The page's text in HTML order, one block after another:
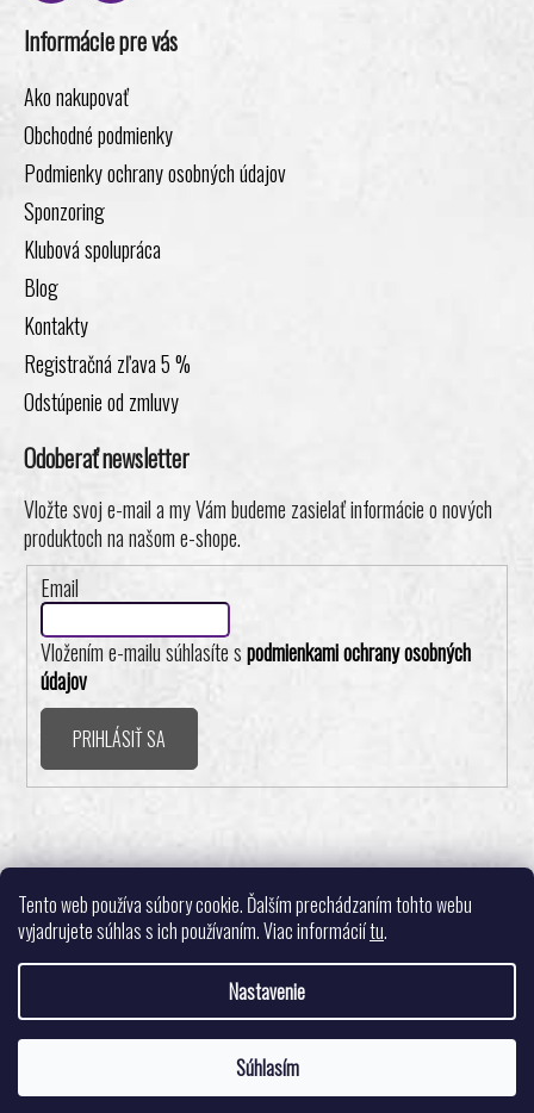
Tento web používa súbory cookie. Ďalším prechádzaním tohto webu
vyjadrujete súhlas s ich používaním. Viac informáciítu.
Nastavenie
Súhlasím
Informácie pre vás
Ako nakupovať
Obchodné podmienky
Podmienky ochrany osobných údajov
Sponzoring
Klubová spolupráca
Blog
Kontakty
Registračná zľava 5 %
Odstúpenie od zmluvy
Odoberať newsletter
Vložte svoj e-mail a my Vám budeme zasielať informácie o nových
produktoch na našom e-shope.
Email
Vložením e-mailu súhlasíte spodmienkami ochrany osobných
údajov
PRIHLÁSIŤ SA
Realizovalo štúdio ADATELIER
Vytvoril Shoptet
Pingpongshop.sk - Športové potreby
vyhradené.